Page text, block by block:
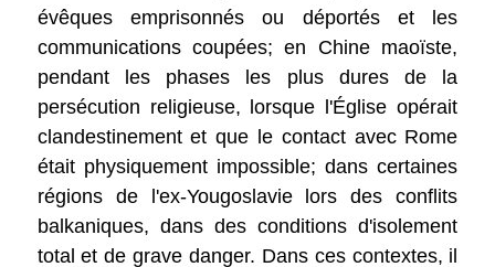
évêques emprisonnés ou déportés et les
communications coupées; en Chine maoïste,
pendant les phases les plus dures de la
persécution religieuse, lorsque l'Église opérait
clandestinement et que le contact avec Rome
était physiquement impossible; dans certaines
régions de l'ex-Yougoslavie lors des conflits
balkaniques, dans des conditions d'isolement
total et de grave danger. Dans ces contextes, il